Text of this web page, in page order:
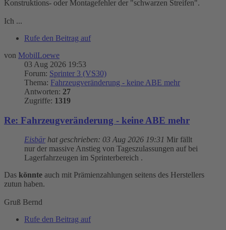
Konstruktions- oder Montagefehler der "schwarzen Streifen".
Ich ...
Rufe den Beitrag auf
von MobilLoewe
03 Aug 2026 19:53
Forum: Sprinter 3 (VS30)
Thema: Fahrzeugveränderung - keine ABE mehr
Antworten: 27
Zugriffe: 1319
Re: Fahrzeugveränderung - keine ABE mehr
Eisbär hat geschrieben: 03 Aug 2026 19:31 Mir fällt
nur der massive Anstieg von Tageszulassungen auf bei
Lagerfahrzeugen im Sprinterbereich .
Das könnte auch mit Prämienzahlungen seitens des Herstellers
zutun haben.
Gruß Bernd
Rufe den Beitrag auf